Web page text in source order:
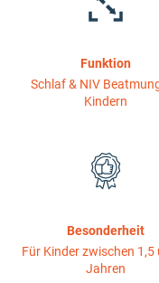
Funktion
Schlaf & NIV
Kindern
Besonderheit
Für Kinder zwischen 1,5
Jahren